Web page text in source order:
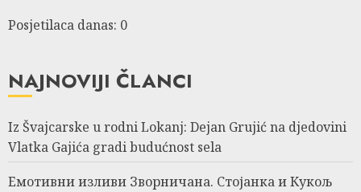
Posjetilaca danas: 0
NAJNOVIJI ČLANCI
Iz Švajcarske u rodni Lokanj: Dejan Grujić na djedovini
Vlatka Gajića gradi budućnost sela
Емотивни изливи Зворничана. Стојанка и Кукољ